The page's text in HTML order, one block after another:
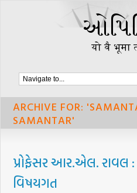
ARCHIVE FOR:
SAMANTAR'
પ્રોફેસર આર.એલ. રાવલ
વિષયગત